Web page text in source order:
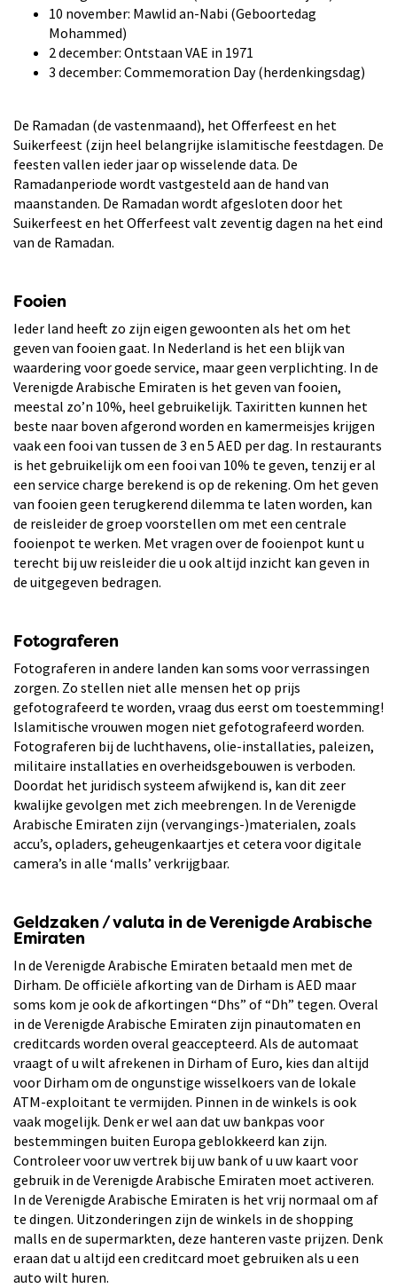
10 november: Mawlid an-Nabi (Geboortedag
Mohammed)
2 december: Ontstaan VAE in 1971
3 december: Commemoration Day (herdenkingsdag)
De Ramadan (de vastenmaand), het Offerfeest en het
Suikerfeest (zijn heel belangrijke islamitische feestdagen. De
feesten vallen ieder jaar op wisselende data. De
Ramadanperiode wordt vastgesteld aan de hand van
maanstanden. De Ramadan wordt afgesloten door het
Suikerfeest en het Offerfeest valt zeventig dagen na het eind
van de Ramadan.
Fooien
Ieder land heeft zo zijn eigen gewoonten als het om het
geven van fooien gaat. In Nederland is het een blijk van
waardering voor goede service, maar geen verplichting. In de
Verenigde Arabische Emiraten is het geven van fooien,
meestal zo’n 10%, heel gebruikelijk. Taxiritten kunnen het
beste naar boven afgerond worden en kamermeisjes krijgen
vaak een fooi van tussen de 3 en 5 AED per dag. In restaurants
is het gebruikelijk om een fooi van 10% te geven, tenzij er al
een service charge berekend is op de rekening. Om het geven
van fooien geen terugkerend dilemma te laten worden, kan
de reisleider de groep voorstellen om met een centrale
fooienpot te werken. Met vragen over de fooienpot kunt u
terecht bij uw reisleider die u ook altijd inzicht kan geven in
de uitgegeven bedragen.
Fotograferen
Fotograferen in andere landen kan soms voor verrassingen
zorgen. Zo stellen niet alle mensen het op prijs
gefotografeerd te worden, vraag dus eerst om toestemming!
Islamitische vrouwen mogen niet gefotografeerd worden.
Fotograferen bij de luchthavens, olie-installaties, paleizen,
militaire installaties en overheidsgebouwen is verboden.
Doordat het juridisch systeem afwijkend is, kan dit zeer
kwalijke gevolgen met zich meebrengen. In de Verenigde
Arabische Emiraten zijn (vervangings-)materialen, zoals
accu’s, opladers, geheugenkaartjes et cetera voor digitale
camera’s in alle ‘malls’ verkrijgbaar.
Geldzaken / valuta in de Verenigde Arabische
Emiraten
In de Verenigde Arabische Emiraten betaald men met de
Dirham. De officiële afkorting van de Dirham is AED maar
soms kom je ook de afkortingen “Dhs” of “Dh” tegen. Overal
in de Verenigde Arabische Emiraten zijn pinautomaten en
creditcards worden overal geaccepteerd. Als de automaat
vraagt of u wilt afrekenen in Dirham of Euro, kies dan altijd
voor Dirham om de ongunstige wisselkoers van de lokale
ATM-exploitant te vermijden. Pinnen in de winkels is ook
vaak mogelijk. Denk er wel aan dat uw bankpas voor
bestemmingen buiten Europa geblokkeerd kan zijn.
Controleer voor uw vertrek bij uw bank of u uw kaart voor
gebruik in de Verenigde Arabische Emiraten moet activeren.
In de Verenigde Arabische Emiraten is het vrij normaal om af
te dingen. Uitzonderingen zijn de winkels in de shopping
malls en de supermarkten, deze hanteren vaste prijzen. Denk
eraan dat u altijd een creditcard moet gebruiken als u een
auto wilt huren.